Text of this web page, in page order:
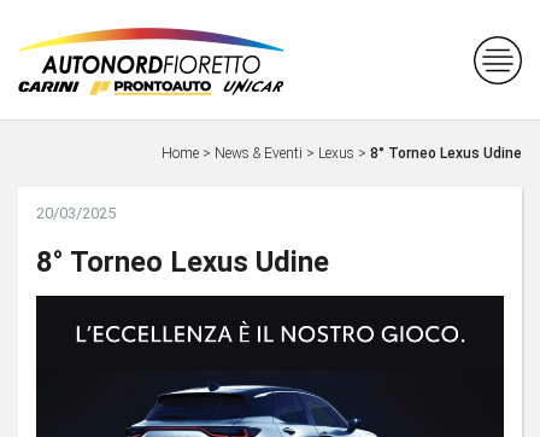
Home > News & Eventi > Lexus > 8° Torneo Lexus Udine
20/03/2025
8° Torneo Lexus Udine